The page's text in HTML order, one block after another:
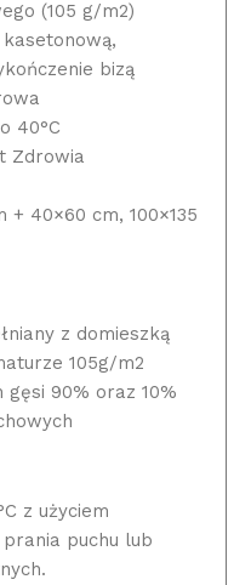
(105 g/m2)
bizą
40°C
Zdrowia
+ 40×60 cm, 100×135
z domieszką
105g/m2
90% oraz 10%
z użyciem
puchu lub